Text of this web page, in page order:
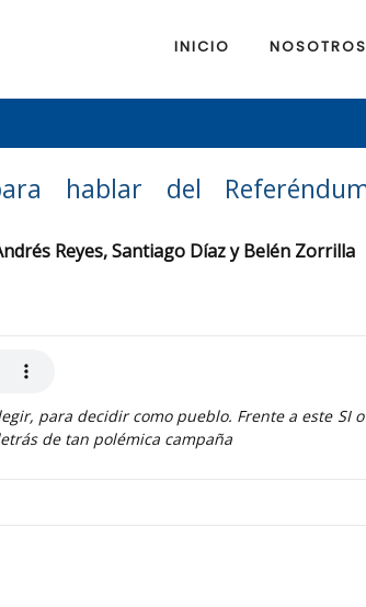
INICIO NOSOTROS
hablar del
Reyes, Santiago Díaz y Belén Zorrilla
para decidir como pueblo. Frente a este SI
de tan polémica campaña